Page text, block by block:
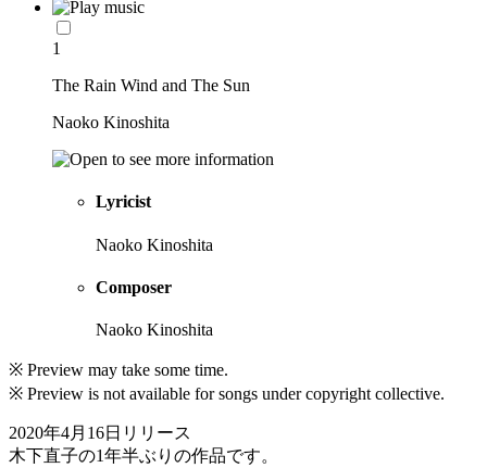
1
The Rain Wind and The Sun
Naoko Kinoshita
Lyricist
Naoko Kinoshita
Composer
Naoko Kinoshita
※ Preview may take some time.
※ Preview is not available for songs under copyright collective.
2020年4月16日リリース
木下直子の1年半ぶりの作品です。